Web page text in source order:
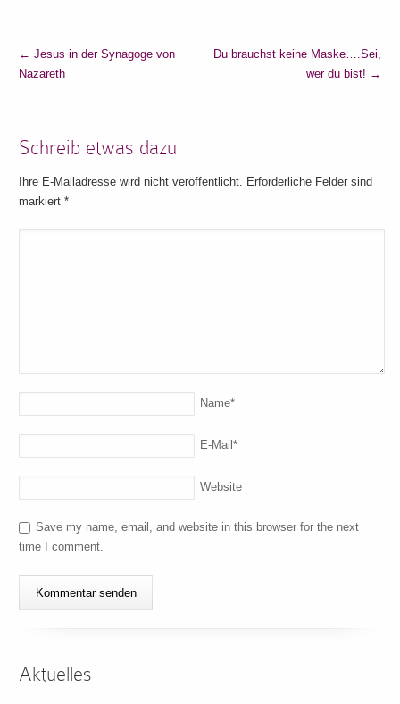
← Jesus in der Synagoge von
Nazareth
Du brauchst keine Maske….Sei,
wer du bist! →
Schreib etwas dazu
Ihre E-Mailadresse wird nicht veröffentlicht. Erforderliche Felder sind
markiert*
Name*
E-Mail*
Website
Save my name, email, and website in this browser for the next
time I comment.
Aktuelles